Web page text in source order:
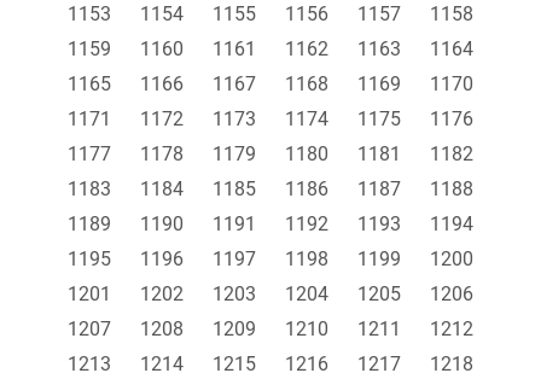
1153 1154 1155 1156 1157
1158
1159
1160 1161 1162 1163
1164
1165
1166 1167 1168 1169
1170
1171
1172 1173 1174 1175
1176
1177
1178 1179 1180 1181
1182
1183
1184 1185 1186 1187
1188
1189
1190 1191 1192 1193
1194
1195
1196 1197 1198 1199
1200
1201
1202 1203 1204 1205
1206
1207
1208 1209 1210 1211
1212
1213
1214 1215 1216 1217
1218